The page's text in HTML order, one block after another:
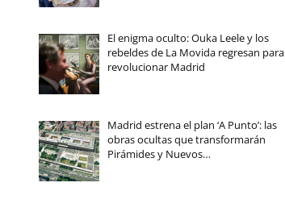
El enigma oculto: Ouka Leele y los
rebeldes de La Movida regresan para
revolucionar Madrid
Madrid estrena el plan ‘A Punto’: las
obras ocultas que transformarán
Pirámides y Nuevos…